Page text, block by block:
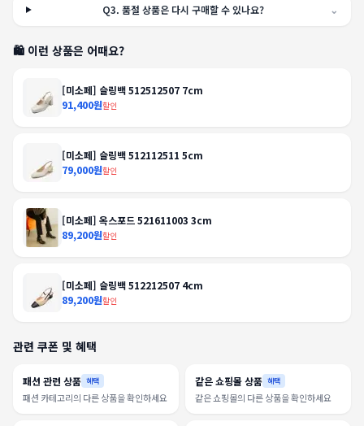
Q3. 품절 상품은 다시 구매할 수 있나요? ⌄
🛍️ 이런 상품은 어때요?
[미소페] 슬링백 512512507 7cm
91,400원할인
[미소페] 슬링백 512112511 5cm
79,000원할인
[미소페] 옥스포드 521611003 3cm
89,200원할인
[미소페] 슬링백 512212507 4cm
89,200원할인
관련 쿠폰 및 혜택
패션 관련 상품 혜택
패션 카테고리의 다른 상품을 확인하세요
같은 쇼핑몰 상품 혜택
같은 쇼핑몰의 다른 상품을 확인하세요